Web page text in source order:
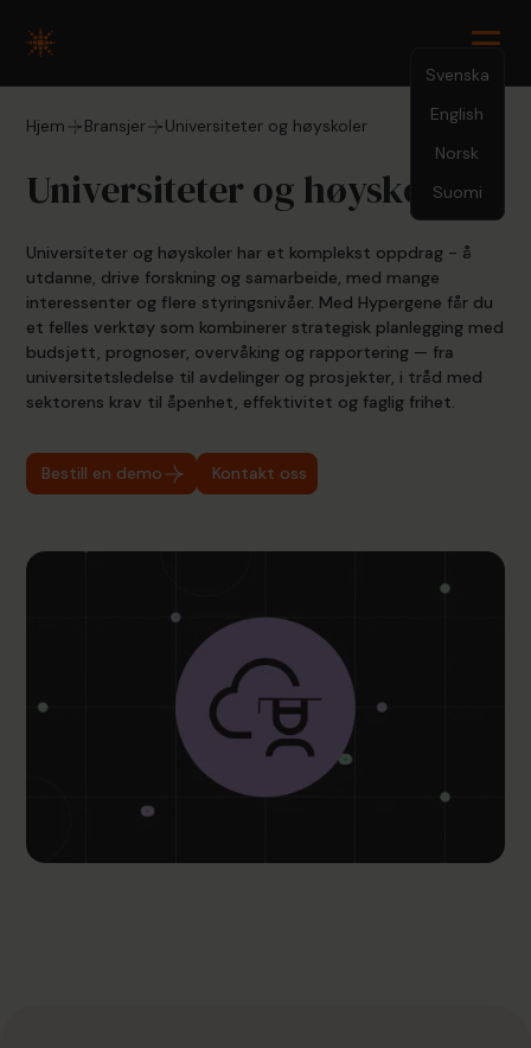
Svenska
English
Norsk
Suomi
Hjem Bransjer Universiteter og høyskoler
Universiteter og høyskoler
Universiteter og høyskoler har et komplekst oppdrag - å
utdanne, drive forskning og samarbeide, med mange
interessenter og flere styringsnivåer. Med Hypergene får du
et felles verktøy som kombinerer strategisk planlegging med
budsjett, prognoser, overvåking og rapportering — fra
universitetsledelse til avdelinger og prosjekter, i tråd med
sektorens krav til åpenhet, effektivitet og faglig frihet.
Bestill en demo Kontakt oss